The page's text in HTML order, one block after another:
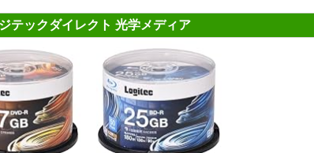
テックダイレクト 光学メディア